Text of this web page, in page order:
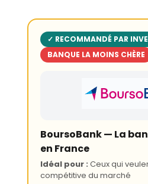
✓ RECOMMANDÉ PAR
BANQUE LA MOINS CHÈRE
BoursoBank — La
en France
Idéal pour : Ceux qui
compétitive du marché